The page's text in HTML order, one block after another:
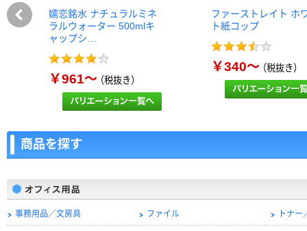
嬬恋銘水 ナチュラルミネ
ラルウォーター 500mlキ
ャップシ…
￥961～（税抜き）
ファーストレイト ホ
ト紙コップ
￥340～（税抜き）
商品を探す
事務用品／文房具 ファイル トナ